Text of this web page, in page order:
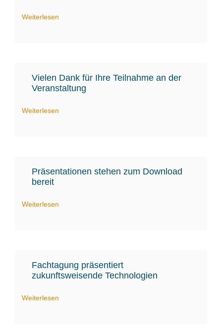
Weiterlesen
Vielen Dank für Ihre Teilnahme an der
Veranstaltung
Weiterlesen
Präsentationen stehen zum Download
bereit
Weiterlesen
Fachtagung präsentiert
zukunftsweisende Technologien
Weiterlesen